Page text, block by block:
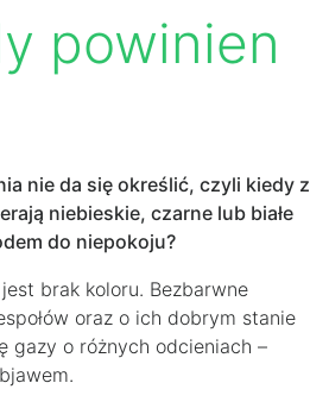
powinien
nie da się określić, czyli kiedy z
niebieskie, czarne lub białe
do niepokoju?
brak koloru. Bezbarwne
oraz o ich dobrym stanie
gazy o różnych odcieniach –